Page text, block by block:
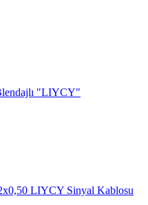
"LIYCY"
LIYCY Sinyal Kablosu